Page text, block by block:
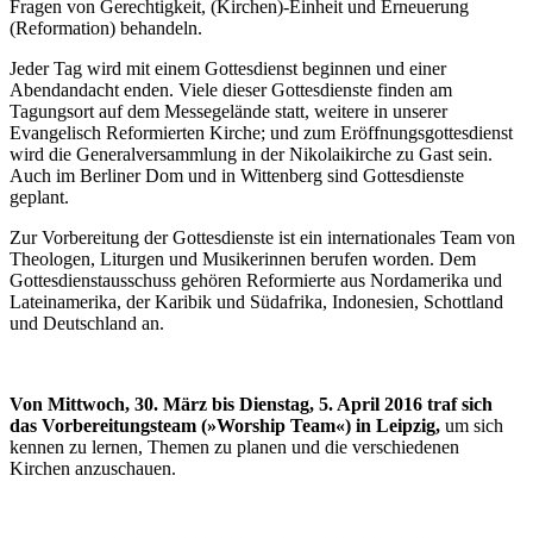
Fragen von Gerechtigkeit, (Kirchen)-Einheit und Erneuerung
(Reformation) behandeln.
Jeder Tag wird mit einem Gottesdienst beginnen und einer
Abendandacht enden. Viele dieser Gottesdienste finden am
Tagungsort auf dem Messegelände statt, weitere in unserer
Evangelisch Reformierten Kirche; und zum Eröffnungsgottesdienst
wird die Generalversammlung in der Nikolaikirche zu Gast sein.
Auch im Berliner Dom und in Wittenberg sind Gottesdienste
geplant.
Zur Vorbereitung der Gottesdienste ist ein internationales Team von
Theologen, Liturgen und Musikerinnen berufen worden. Dem
Gottesdienstausschuss gehören Reformierte aus Nordamerika und
Lateinamerika, der Karibik und Südafrika, Indonesien, Schottland
und Deutschland an.
Von Mittwoch, 30. März bis Dienstag, 5. April 2016 traf sich
das Vorbereitungsteam (»Worship Team«) in Leipzig, um sich
kennen zu lernen, Themen zu planen und die verschiedenen
Kirchen anzuschauen.